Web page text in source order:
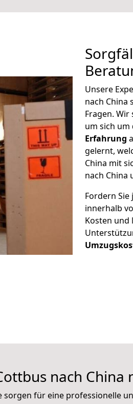
Unsere
nach China
Fragen.
um sich
Erfahrung
gelernt,
China mit
nach China
Fordern Sie
innerhalb
Kosten und
nach China
sorgen für eine professionelle